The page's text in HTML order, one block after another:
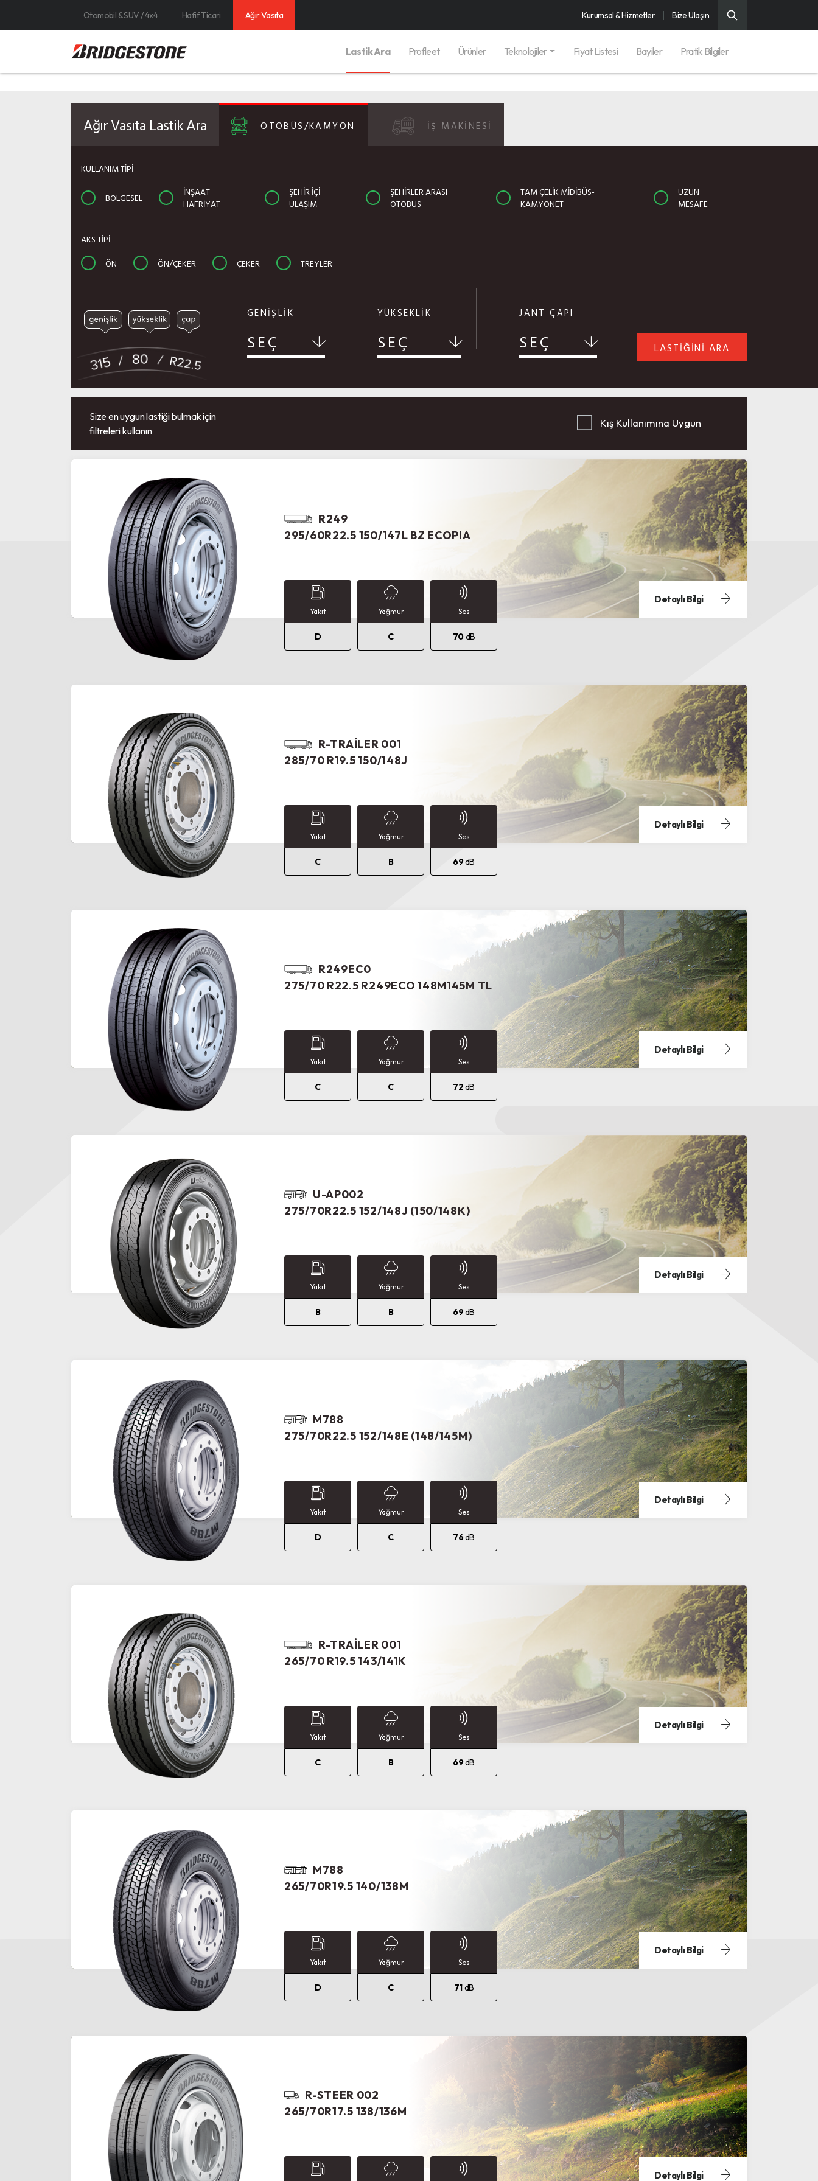
Otomobil & SUV / 4x4 Hafif Ticari Ağır Vasıta Kurumsal & Hizmetler Bize Ulaşın
Lastik Ara Profleet Ürünler Teknolojiler Fiyat Listesi Bayiler Pratik Bilgiler
Ağır Vasıta Lastik Ara OTOBÜS/KAMYON İŞ MAKİNESİ
KULLANIM TİPİ
BÖLGESEL
İNŞAAT
HAFRIYAT
ŞEHIR İÇI
ULAŞIM
ŞEHIRLER ARASI
OTOBÜS
TAM ÇELIK MIDIBÜS-
KAMYONET
UZUN
MESAFE
AKS TİPİ
ÖN
ÖN/ÇEKER ÇEKER TREYLER
GENİŞLİK
SEÇ
YÜKSEKLİK
SEÇ
JANT ÇAPI
SEÇ LASTİĞİNİ ARA
Size en uygun lastiği bulmak için
filtreleri kullanın
Kış Kullanımına Uygun
R249
295/60R22.5 150/147L BZ ECOPIA
Yakıt
D
Yağmur
C
Ses
70dB
Detaylı Bilgi
R-TRAILER 001
285/70 R19.5 150/148J
Yakıt
C
Yağmur
B
Ses
69dB
Detaylı Bilgi
R249EC0
275/70 R22.5 R249ECO 148M145M TL
Yakıt
C
Yağmur
C
Ses
72dB
Detaylı Bilgi
U-AP002
275/70R22.5 152/148J (150/148K)
Yakıt
B
Yağmur
B
Ses
69dB
Detaylı Bilgi
M788
275/70R22.5 152/148E (148/145M)
Yakıt
D
Yağmur
C
Ses
76dB
Detaylı Bilgi
R-TRAILER 001
265/70 R19.5 143/141K
Yakıt
C
Yağmur
B
Ses
69dB
Detaylı Bilgi
M788
265/70R19.5 140/138M
Yakıt
D
Yağmur
C
Ses
71dB
Detaylı Bilgi
R-STEER 002
265/70R17.5 138/136M
Detaylı Bilgi